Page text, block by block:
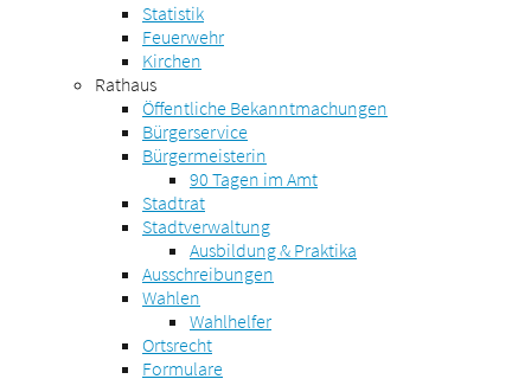
Statistik
Feuerwehr
Kirchen
Rathaus
Öffentliche Bekanntmachungen
Bürgerservice
Bürgermeisterin
90 Tagen im Amt
Stadtrat
Stadtverwaltung
Ausbildung & Praktika
Ausschreibungen
Wahlen
Wahlhelfer
Ortsrecht
Formulare